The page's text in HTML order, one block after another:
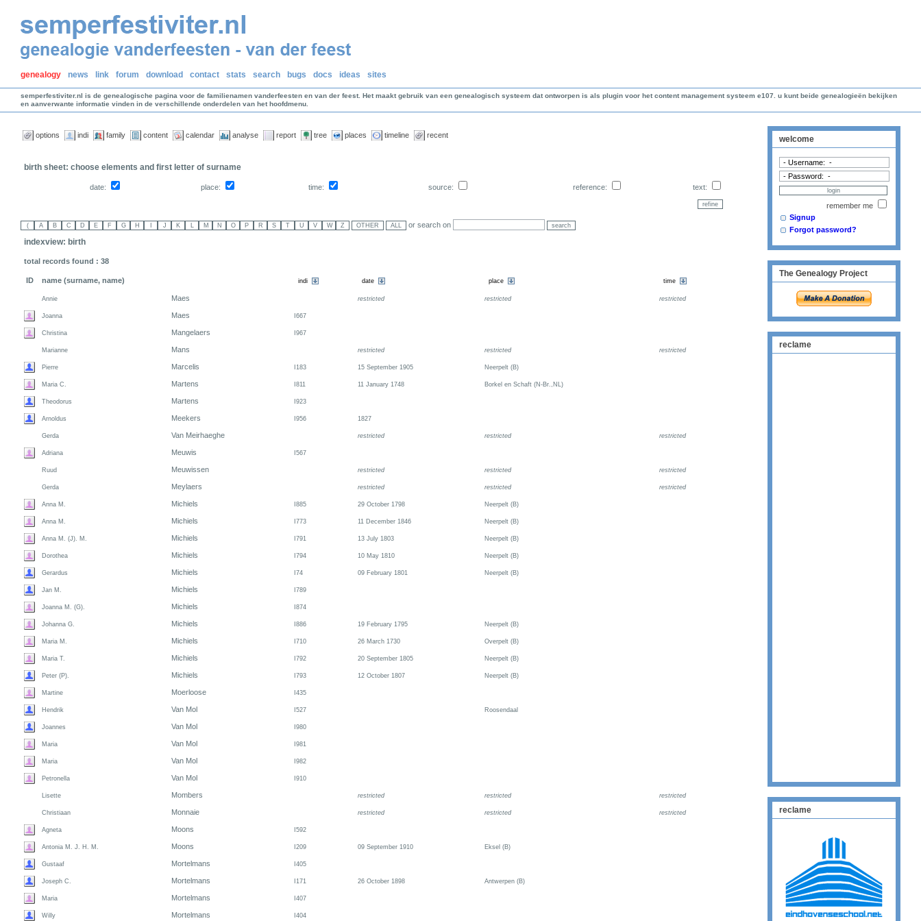
genealogy news link forum download contact stats search bugs docs ideas sites
semperfestiviter.nl is de genealogische pagina voor de familienamen vanderfeesten en van der feest. Het maakt gebruik van een genealogisch systeem dat ontworpen is als plugin voor het content management systeem e107. u kunt beide genealogieën bekijken
en aanverwante informatie vinden in de verschillende onderdelen van het hoofdmenu.
options indi family content calendar analyse report tree places timeline recent
birth sheet: choose elements and first letter of surname
date: place: time: source: reference: text:
or search on
indexview: birth
total records found : 38
ID name (surname, name)
Annie Maes restricted restricted restricted
Joanna Maes I667
Christina Mangelaers I967
Marianne Mans restricted restricted restricted
Pierre Marcelis I183 15 September 1905 Neerpelt (B)
Maria C. Martens I811 11 January 1748 Borkel en Schaft (N-Br.,NL)
Theodorus Martens I923
Arnoldus Meekers I956 1827
Gerda Van Meirhaeghe restricted restricted restricted
Adriana Meuwis I567
Ruud Meuwissen restricted restricted restricted
Gerda Meylaers restricted restricted restricted
Anna M. Michiels I885 29 October 1798 Neerpelt (B)
Anna M. Michiels I773 11 December 1846 Neerpelt (B)
Anna M. (J). M. Michiels I791 13 July 1803 Neerpelt (B)
Dorothea Michiels I794 10 May 1810 Neerpelt (B)
Gerardus Michiels I74 09 February 1801 Neerpelt (B)
Jan M. Michiels I789
Joanna M. (G). Michiels I874
Johanna G. Michiels I886 19 February 1795 Neerpelt (B)
Maria M. Michiels I710 26 March 1730 Overpelt (B)
Maria T. Michiels I792 20 September 1805 Neerpelt (B)
Peter (P). Michiels I793 12 October 1807 Neerpelt (B)
Martine Moerloose I435
Hendrik Van Mol I527 Roosendaal
Joannes Van Mol I980
Maria Van Mol I981
Maria Van Mol I982
Petronella Van Mol I910
Lisette Mombers restricted restricted restricted
Christiaan Monnaie restricted restricted restricted
Agneta Moons I592
Antonia M. J. H. M. Moons I209 09 September 1910 Eksel (B)
Gustaaf Mortelmans I405
Joseph C. Mortelmans I171 26 October 1898 Antwerpen (B)
Maria Mortelmans I407
Willy Mortelmans I404
welcome
remember me
Signup
Forgot password?
The Genealogy Project
reclame
reclame